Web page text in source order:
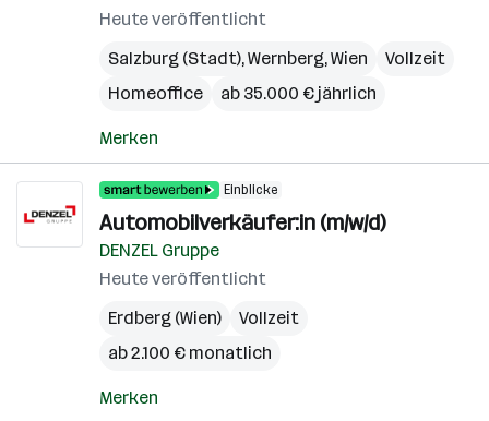
Heute veröffentlicht
Salzburg (Stadt),Wernberg,Wien
Vollzeit
Homeoffice
ab 35.000 € jährlich
Merken
Einblicke
Automobilverkäufer:in (m/w/d)
DENZEL Gruppe
Heute veröffentlicht
Erdberg (Wien)
Vollzeit
ab 2.100 € monatlich
Merken